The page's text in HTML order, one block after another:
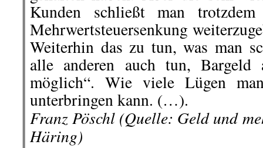
Kunden schließt man
Mehrwertsteuersenkung
Weiterhin das zu tun, was man
alle anderen auch tun, Bargeld
möglich“. Wie viele Lügen
unterbringen kann. (…).
Franz Pöschl (Quelle: Geld und
Häring)